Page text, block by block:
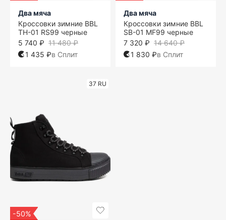
Два мяча
Кроссовки зимние BBL
TH-01 RS99 черные
11 480 ₽
5 740 ₽
1 435 ₽в Сплит
Два мяча
Кроссовки зимние BBL
SB-01 MF99 черные
14 640 ₽
7 320 ₽
1 830 ₽в Сплит
37 RU
-50%